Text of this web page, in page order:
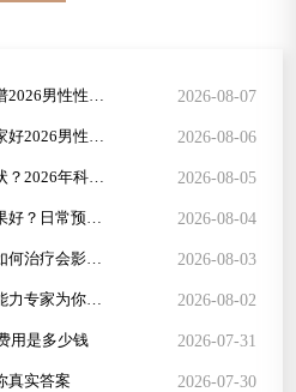
北京早泄治疗哪个医院靠谱2026男性性功能障碍康复指南 2026-08-07
成都前列腺炎专科医院哪家好2026男性尿频尿急规范治疗方案 2026-08-06
前列腺增生有哪些早期症状？2026年科学治疗方法详解 2026-08-05
慢性前列腺炎怎么治疗效果好？日常预防与症状识别全攻略 2026-08-04
慢性前列腺炎有哪些症状如何治疗会影响性生活吗 2026-08-03
男性早泄是否会影响生育能力专家为你解答 2026-08-02
用是多少钱 2026-07-31
真实答案 2026-07-30